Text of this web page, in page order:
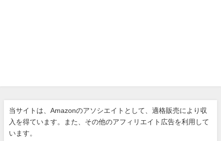
当サイトは、Amazonのアソシエイトとして、適格販売により収
入を得ています。また、その他のアフィリエイト広告を利用して
います。